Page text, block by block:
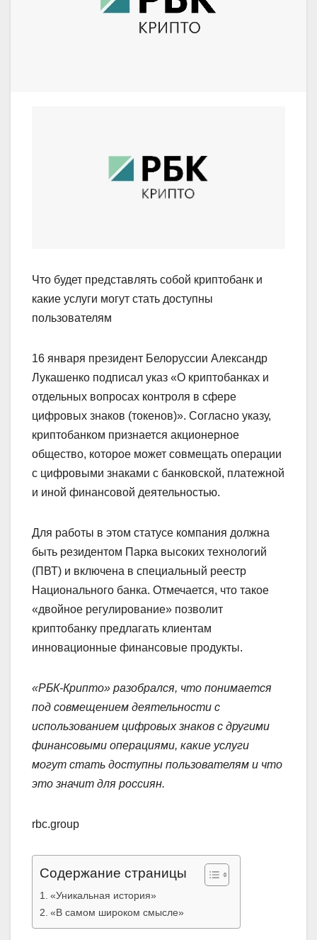
Что будет представлять собой криптобанк и
какие услуги могут стать доступны
пользователям
16 января президент Белоруссии Александр
Лукашенко подписал указ «О криптобанках и
отдельных вопросах контроля в сфере
цифровых знаков (токенов)». Согласно указу,
криптобанком признается акционерное
общество, которое может совмещать операции
с цифровыми знаками с банковской, платежной
и иной финансовой деятельностью.
Для работы в этом статусе компания должна
быть резидентом Парка высоких технологий
(ПВТ) и включена в специальный реестр
Национального банка. Отмечается, что такое
«двойное регулирование» позволит
криптобанку предлагать клиентам
инновационные финансовые продукты.
«РБК-Крипто» разобрался, что понимается
под совмещением деятельности с
использованием цифровых знаков с другими
финансовыми операциями, какие услуги
могут стать доступны пользователям и что
это значит для россиян.
rbc.group
Содержание страницы
«Уникальная история»
«В самом широком смысле»